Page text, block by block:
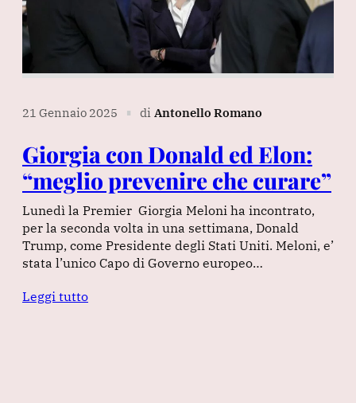
21 Gennaio 2025 ∎ di Antonello Romano
Giorgia con Donald ed Elon:
“meglio prevenire che curare”
Lunedì la Premier Giorgia Meloni ha incontrato,
per la seconda volta in una settimana, Donald
Trump, come Presidente degli Stati Uniti. Meloni, e’
stata l’unico Capo di Governo europeo…
Leggi tutto